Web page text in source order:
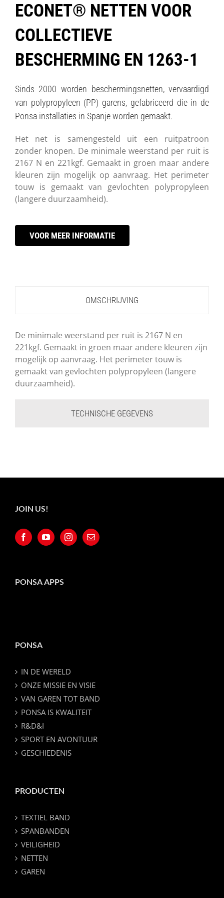
ECONET® NETTEN VOOR
COLLECTIEVE
BESCHERMING EN 1263-1
Sinds 2000 worden beschermingsnetten, vervaardigd
van polypropyleen (PP) garens, gefabriceerd die in de
Ponsa installaties in Spanje worden gemaakt.
Het net is samengesteld uit een ruitpatroon
zonder knopen. De minimale weerstand per ruit is
2167 N en 221kgf. Gemaakt in groen maar andere
kleuren zijn mogelijk op aanvraag. Het perimeter
touw is gemaakt van gevlochten polypropyleen
(langere duurzaamheid).
VOOR MEER INFORMATIE
OMSCHRIJVING
De minimale weerstand per ruit is 2167 N en
221kgf. Gemaakt in groen maar andere kleuren zijn
mogelijk op aanvraag. Het perimeter touw is
gemaakt van gevlochten polypropyleen (langere
duurzaamheid).
TECHNISCHE GEGEVENS
JOIN US!
PONSA APPS
PONSA
IN DE WERELD
ONZE MISSIE EN VISIE
VAN GAREN TOT BAND
PONSA IS KWALITEIT
R&D&I
SPORT EN AVONTUUR
GESCHIEDENIS
PRODUCTEN
TEXTIEL BAND
SPANBANDEN
VEILIGHEID
NETTEN
GAREN